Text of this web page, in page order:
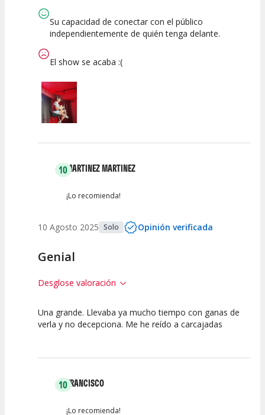
Su capacidad de conectar con el público
independientemente de quién tenga delante.
El show se acaba :(
10MARTINEZ MARTINEZ
¡Lo recomienda!
10 Agosto 2025 Solo Opinión verificada
Genial
Desglose valoración
10 10 10
Una grande. Llevaba ya mucho tiempo con ganas de
verla y no decepciona. Me he reído a carcajadas
10FRANCISCO
¡Lo recomienda!